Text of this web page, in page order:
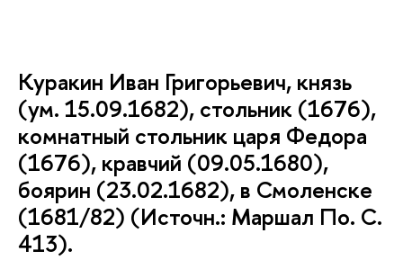
Куракин Иван Григорьевич, князь
(ум. 15.09.1682), стольник (1676),
комнатный стольник царя Федора
(1676), кравчий (09.05.1680),
боярин (23.02.1682), в Смоленске
(1681/82) (Источн.: Маршал По. С.
413).